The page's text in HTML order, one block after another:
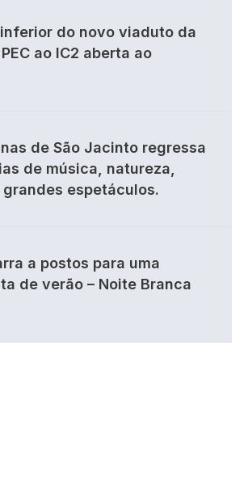
do novo viaduto da
ao IC2 aberta ao
de São Jacinto regressa
de música, natureza,
espetáculos.
a postos para uma
de verão – Noite Branca